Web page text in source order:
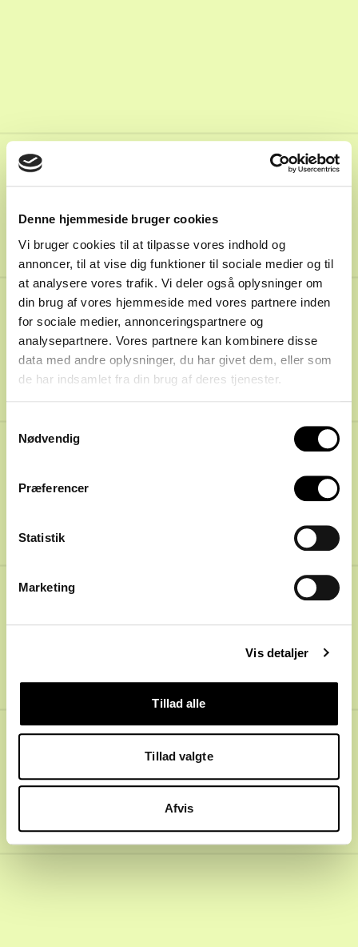
Denne hjemmeside bruger cookies
Vi bruger cookies til at tilpasse vores indhold og
annoncer, til at vise dig funktioner til sociale medier og til
at analysere vores trafik. Vi deler også oplysninger om
din brug af vores hjemmeside med vores partnere inden
for sociale medier, annonceringspartnere og
analysepartnere. Vores partnere kan kombinere disse
data med andre oplysninger, du har givet dem, eller som
de har indsamlet fra din brug af deres tjenester.
Nødvendig
Præferencer
Statistik
Marketing
Vis detaljer
Tillad alle
Tillad valgte
Afvis
20
Spiller til Spiller 20.6.2025
Det skal du vide
om hybridbaner
Hvad er en hybridbane? Hvilke fordele har
underlaget? Og hvordan skal en hybridbane
plejes? Få svarene i vores podcast.